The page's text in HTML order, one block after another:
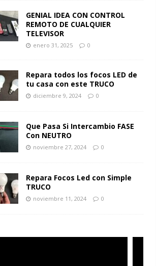
GENIAL IDEA CON CONTROL
REMOTO DE CUALQUIER
TELEVISOR
enero 31, 2025 0
Repara todos los focos LED de
tu casa con este TRUCO
diciembre 9, 2024 0
Que Pasa Si Intercambio FASE
Con NEUTRO
noviembre 27, 2024 0
Repara Focos Led con Simple
TRUCO
noviembre 11, 2024 0